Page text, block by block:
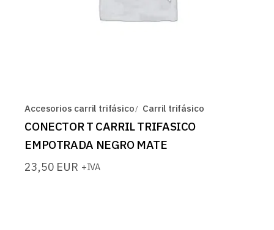
Accesorios carril trifásico Carril trifásico
CONECTOR T CARRIL TRIFASICO
EMPOTRADA NEGRO MATE
23,50 EUR +IVA